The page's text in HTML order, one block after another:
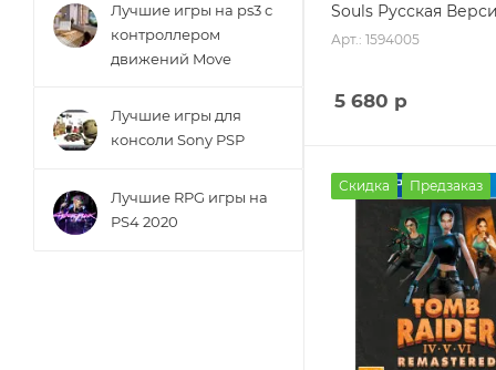
Souls Русская
Арт.: 1594005
5 680 р
Скидка Предзаказ
Лучшие игры на ps3 с
контроллером
движений Move
Лучшие игры для
консоли Sony PSP
Лучшие RPG игры на
PS4 2020